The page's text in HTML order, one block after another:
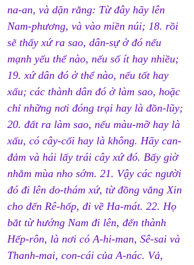
na-an, và dặn rằng: Từ đây hãy lên
Nam-phương, và vào miền núi; 18. rồi
sẽ thấy xứ ra sao, dân-sự ở đó nếu
mạnh yếu thể nào, nếu số ít hay nhiều;
19. xứ dân đó ở thể nào, nếu tốt hay
xấu; các thành dân đó ở làm sao, hoặc
chỉ những nơi đóng trại hay là đồn-lũy;
20. đất ra làm sao, nếu màu-mỡ hay là
xấu, có cây-cối hay là không. Hãy can-
đảm và hái lấy trái cây xứ đó. Bấy giờ
nhằm mùa nho sớm. 21. Vậy các người
đó đi lên do-thám xứ, từ đồng vắng Xin
cho đến Rê-hốp, đi về Ha-mát. 22. Họ
bắt từ hướng Nam đi lên, đến thành
Hếp-rôn, là nơi có A-hi-man, Sê-sai và
Thanh-mai, con-cái của A-nác. Vả,